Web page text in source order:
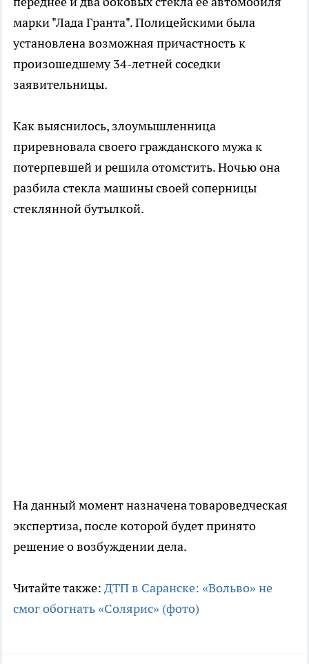
марки "Лада Гранта". Полицейскими была
установлена возможная причастность к
произошедшему 34-летней соседки
заявительницы.
Как выяснилось, злоумышленница
приревновала своего гражданского мужа к
потерпевшей и решила отомстить. Ночью она
разбила стекла машины своей соперницы
стеклянной бутылкой.
На данный момент назначена товароведческая
экспертиза, после которой будет принято
решение о возбуждении дела.
Читайте также: ДТП в Саранске: «Вольво» не
смог обогнать «Солярис» (фото)